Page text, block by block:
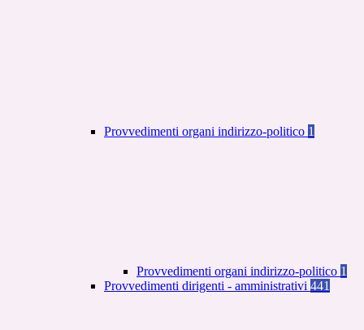
Provvedimenti organi indirizzo-politico 1
Provvedimenti organi indirizzo-politico 1
Provvedimenti dirigenti - amministrativi 441